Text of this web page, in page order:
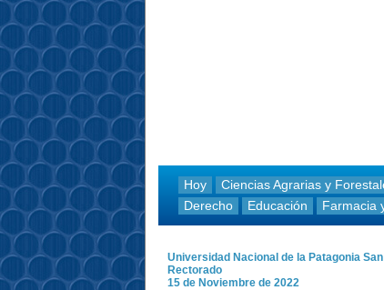
Hoy Ciencias Agrarias y
Derecho
Educación Farmacia
Universidad Nacional de la Patagonia
Rectorado
15 de Noviembre de 2022